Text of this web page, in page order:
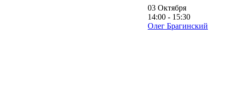
03 Октября
14:00 - 15:30
Олег Брагинский